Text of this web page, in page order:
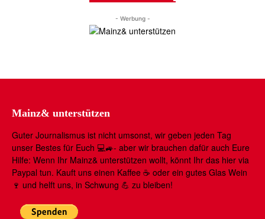
- Werbung -
Mainz& unterstützen
Guter Journalismus ist nicht umsonst, wir geben jeden Tag
unser Bestes für Euch 💻🚙- aber wir brauchen dafür auch Eure
Hilfe: Wenn Ihr Mainz& unterstützen wollt, könnt Ihr das hier via
Paypal tun. Kauft uns einen Kaffee ☕️ oder ein gutes Glas Wein
🍷 und helft uns, in Schwung 💪 zu bleiben!